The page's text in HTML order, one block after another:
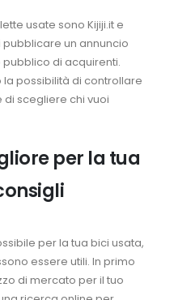
usate sono Kijiji.it e
un annuncio
di acquirenti.
la possibilità di controllare
di scegliere chi vuoi
per la tua
per la tua bici usata,
essere utili. In primo
di mercato per il tuo